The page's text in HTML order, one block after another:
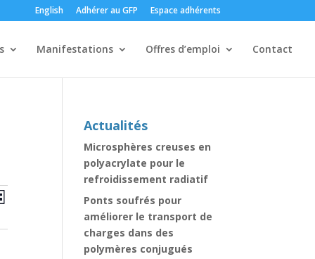
English Adhérer au GFP Espace adhérents
Manifestations Offres d’emploi Contact
Actualités
Microsphères creuses en
polyacrylate pour le
refroidissement radiatif
Ponts soufrés pour
améliorer le transport de
charges dans des
polymères conjugués